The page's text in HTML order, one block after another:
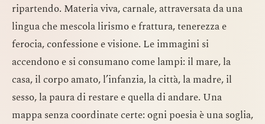
ripartendo. Materia viva, carnale, attraversata da una
lingua che mescola lirismo e frattura, tenerezza e
ferocia, confessione e visione. Le immagini si
accendono e si consumano come lampi: il mare, la
casa, il corpo amato, l’infanzia, la città, la madre, il
sesso, la paura di restare e quella di andare. Una
mappa senza coordinate certe: ogni poesia è una soglia,